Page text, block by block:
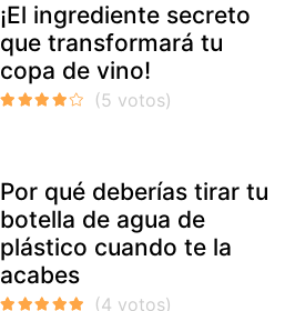
¡El ingrediente secreto
que transformará tu
copa de vino!
Por qué deberías tirar tu
botella de agua de
plástico cuando te la
acabes